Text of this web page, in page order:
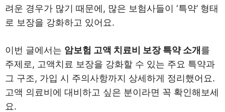
려운 경우가 많기 때문에, 많은 보험사들이 ‘특약’ 형태
로 보장을 강화하고 있어요.
이번 글에서는 암보험 고액 치료비 보장 특약 소개 를
주제로, 고액치료 보장을 강화할 수 있는 주요 특약과
그 구조, 가입 시 주의사항까지 상세하게 정리했어요.
고액 의료비에 대비하고 싶은 분이라면 꼭 확인해보세
요.